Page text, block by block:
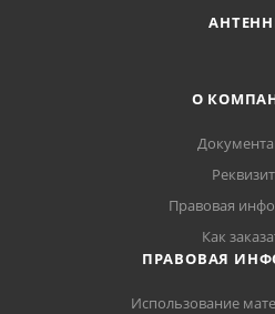
О
Правовая
Как
ПРАВОВАЯ
Использование